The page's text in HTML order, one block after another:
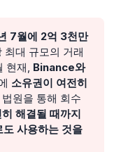
7월에 2억 3천만
최대 규모의 거래
현재, Binance와
소유권이 여전히
원을 통해 회수
해결될 때까지
사용하는 것을